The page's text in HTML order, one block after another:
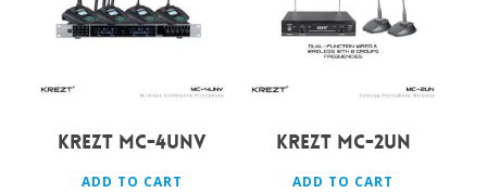
KREZT MC-4UNV
ADD TO CART
KREZT MC-2UN
ADD TO CART